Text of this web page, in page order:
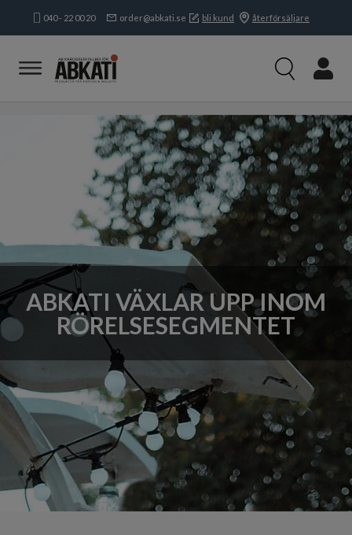
040 - 22 00 20 order@abkati.se bli kund återförsäljare
Produkter
Kampanjer
Kundservice & Kontakt
Mån-tors:8.15-16.30Fre:8.15-
ABKATI VÄXLAR UPP INOM
RÖRELSESEGMENTET